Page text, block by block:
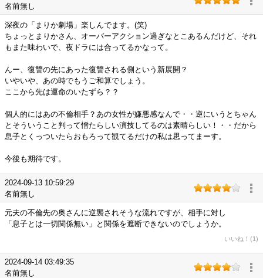
名前無し
深夜の「まりか劇場」楽しんでます。(笑)
ちょっとまりかさん、オーバーアクション過ぎなとこあるんだけど、それ
もまた味わいで、夜ドラには合ってるかなって。
んー、復讐の先にあった復讐される側という新展開？
いやいや、あの時でもうご和算でしょう。
ここから先は運命のいたずら？？
個人的にはあの不倫相手？あの女性が嫌悪感なんで・・逆にいうとちゃん
とそういうこと判って憎たらしい演技してるのは素晴らしい！・・だから
息子とくっついたらおもろって観てるだけの私は思ってまーす。
今後も期待です。
2024-09-13 10:59:29
名前無し
元夫の不倫先の奥さんに逆襲されそうな流れですが、相手に対し
「息子とは一切関係無い」と関係を遮断できないのでしょうか。
いいね！(1)
2024-09-14 03:49:35
名前無し